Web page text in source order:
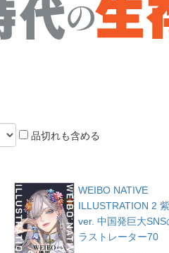
品切れも含める
WEIBO NATIVE
ILLUSTRATION 2
ver. 中国発巨大SNS
ラストレーター70